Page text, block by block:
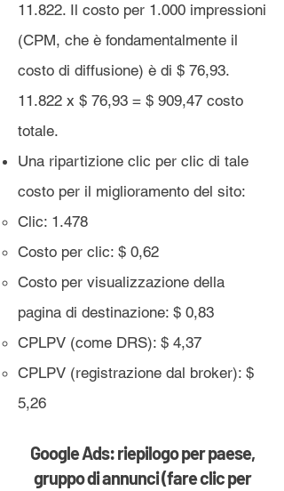
11.822. Il costo per 1.000 impressioni
(CPM, che è fondamentalmente il
costo di diffusione) è di $ 76,93.
11.822 x $ 76,93 = $ 909,47 costo
totale.
Una ripartizione clic per clic di tale
costo per il miglioramento del sito:
Clic: 1.478
Costo per clic: $ 0,62
Costo per visualizzazione della
pagina di destinazione: $ 0,83
CPLPV (come DRS): $ 4,37
CPLPV (registrazione dal broker): $
5,26
Google Ads: riepilogo per paese,
gruppo di annunci (fare clic per